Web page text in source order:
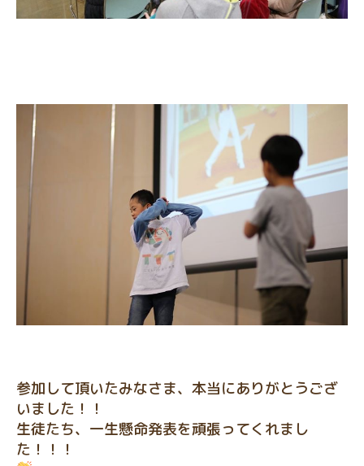
参加して頂いたみなさま、本当にありがとうござ
いました！！
生徒たち、一生懸命発表を頑張ってくれまし
た！！！